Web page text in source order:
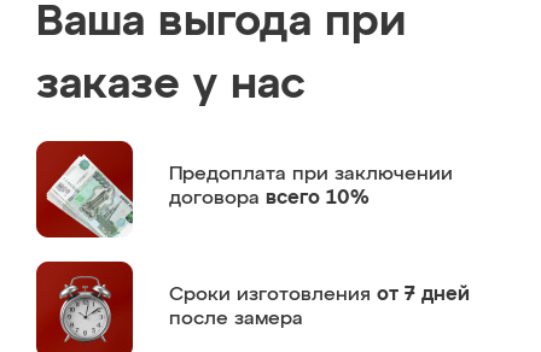
Ваша выгода при
заказе у нас
Предоплата при заключении
договора всего 10%
Сроки изготовления от 7 дней
после замера